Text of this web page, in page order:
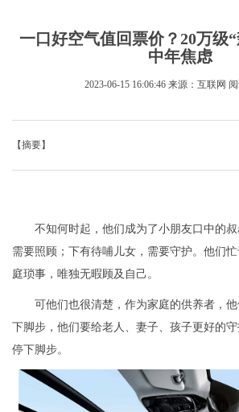
一口好空气值回票价？20万级
中年焦虑
2023-06-15 16:06:46 来源：互联网
【摘要】
不知何时起，他们成为了小朋友口中的叔
需要照顾；下有待哺儿女，需要守护。他们
庭琐事，唯独无暇顾及自己。
可他们也很清楚，作为家庭的供养者，
下脚步，他们要给老人、妻子、孩子更好的
停下脚步。